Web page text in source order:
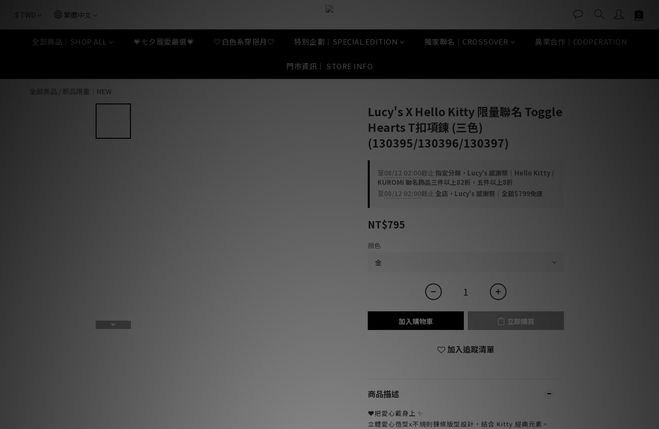
$ TWD 繁體中文
全部商品｜SHOP ALL 💗七夕寵愛嚴選💗 🤍白色系穿搭月🤍 特別企劃｜SPECIAL EDITION 獨家聯名｜CROSSOVER 異業合作｜COOPERATION
門市資訊｜ STORE INFO
新品限量｜NEW
Lucy's X Hello Kitty 限量聯名 Toggle
Hearts T扣項鍊 (三色)
(130395/130396/130397)
至08/12 02:00截止 指定分類，Lucy's 感謝祭｜Hello Kitty /
KUROMI 聯名飾品三件以上82折，五件以上8折
至08/12 02:00截止 全店，Lucy's 感謝祭｜全館$799免運
NT$795
顏色
加入購物車 立即購買
加入追蹤清單
商品描述
❤️把愛心戴身上 ✨
立體愛心造型x不規則鍊條版型設計，結合 Kitty 經典元素。